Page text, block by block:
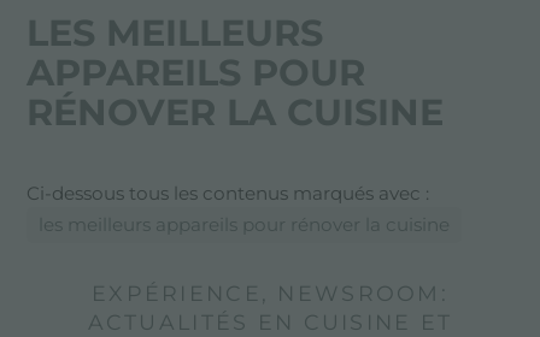
LES MEILLEURS
APPAREILS POUR
RÉNOVER LA CUISINE
Ci-dessous tous les contenus marqués avec :
les meilleurs appareils pour rénover la cuisine
EXPÉRIENCE, NEWSROOM:
ACTUALITÉS EN CUISINE ET